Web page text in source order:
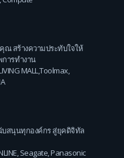
ณ สร้างความประทับใจให้
ารทำงาน
MALL,Toolmax,
บสนุนทุกองค์กร สู่ยุคดิจิทัล
,Seagate,Panasonic